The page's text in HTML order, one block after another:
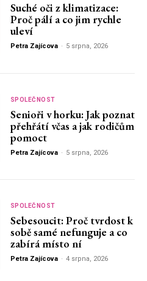
Suché oči z klimatizace:
Proč pálí a co jim rychle
uleví
Petra Zajícova - 5 srpna, 2026
SPOLEČNOST
Senioři v horku: Jak poznat
přehřátí včas a jak rodičům
pomoct
Petra Zajícova - 5 srpna, 2026
SPOLEČNOST
Sebesoucit: Proč tvrdost k
sobě samé nefunguje a co
zabírá místo ní
Petra Zajícova - 4 srpna, 2026